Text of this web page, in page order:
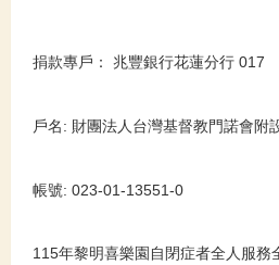
捐款專戶： 兆豐銀行花蓮分行 017
戶名: 財團法人台灣基督教門諾會附
帳號: 023-01-13551-0
115年黎明喜樂園自閉症者全人服務